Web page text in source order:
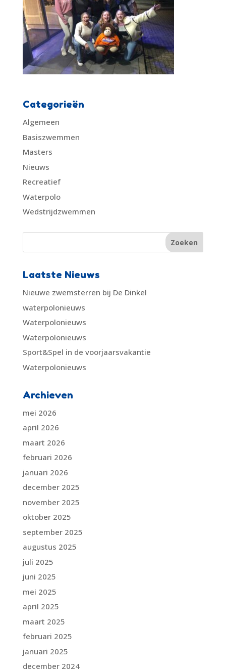
Categorieën
Algemeen
Basiszwemmen
Masters
Nieuws
Recreatief
Waterpolo
Wedstrijdzwemmen
Laatste Nieuws
Nieuwe zwemsterren bij De Dinkel
waterpolonieuws
Waterpolonieuws
Waterpolonieuws
Sport&Spel in de voorjaarsvakantie
Waterpolonieuws
Archieven
mei 2026
april 2026
maart 2026
februari 2026
januari 2026
december 2025
november 2025
oktober 2025
september 2025
augustus 2025
juli 2025
juni 2025
mei 2025
april 2025
maart 2025
februari 2025
januari 2025
december 2024